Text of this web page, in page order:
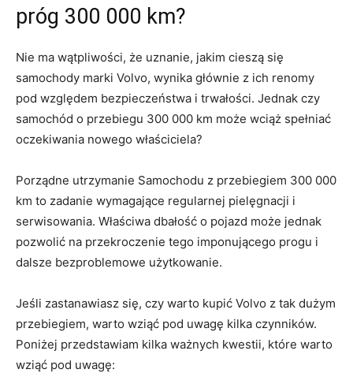
‌próg 300 000 ‍km?
Nie ma wątpliwości, że uznanie, jakim ⁤cieszą się
samochody marki Volvo, wynika głównie‍ z ich renomy
pod względem bezpieczeństwa i trwałości. Jednak czy
samochód o przebiegu 300 000 km⁢ może wciąż spełniać ​
oczekiwania nowego ⁢właściciela?
Porządne utrzymanie Samochodu z przebiegiem 300 000
km to⁤ zadanie wymagające regularnej⁣ pielęgnacji i
⁢serwisowania. Właściwa⁣ dbałość o pojazd ⁤może jednak
pozwolić ⁤na przekroczenie tego imponującego ⁣progu i
dalsze bezproblemowe użytkowanie.
Jeśli zastanawiasz ⁢się, czy warto kupić Volvo z tak dużym
przebiegiem, warto⁢ wziąć pod uwagę⁤ kilka czynników.
Poniżej przedstawiam kilka ‌ważnych ⁤kwestii, ⁤które warto
wziąć pod uwagę: